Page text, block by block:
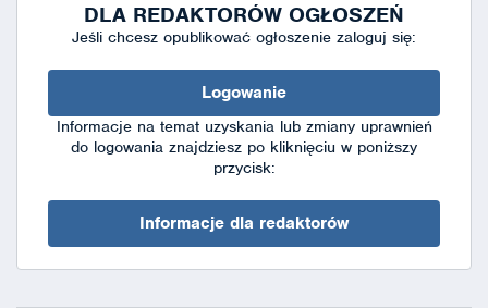
DLA REDAKTORÓW OGŁOSZEŃ
Jeśli chcesz opublikować ogłoszenie zaloguj się:
Logowanie
Informacje na temat uzyskania lub zmiany uprawnień
do logowania znajdziesz po kliknięciu w poniższy
przycisk:
Informacje dla redaktorów